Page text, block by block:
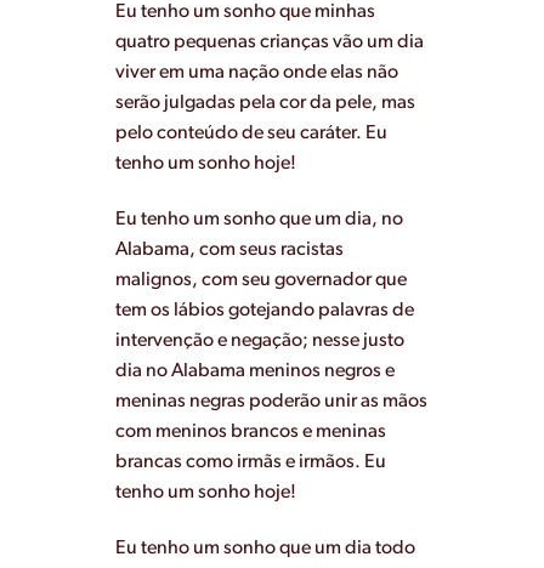
Eu tenho um sonho que minhas
quatro pequenas crianças vão um dia
viver em uma nação onde elas não
serão julgadas pela cor da pele, mas
pelo conteúdo de seu caráter. Eu
tenho um sonho hoje!
Eu tenho um sonho que um dia, no
Alabama, com seus racistas
malignos, com seu governador que
tem os lábios gotejando palavras de
intervenção e negação; nesse justo
dia no Alabama meninos negros e
meninas negras poderão unir as mãos
com meninos brancos e meninas
brancas como irmãs e irmãos. Eu
tenho um sonho hoje!
Eu tenho um sonho que um dia todo